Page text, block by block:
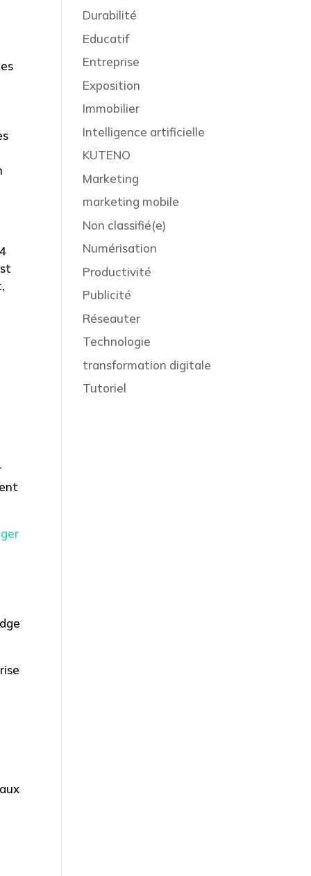
Durabilité
Educatif
Entreprise
Exposition
Immobilier
Intelligence artificielle
KUTENO
Marketing
marketing mobile
Non classifié(e)
Numérisation
Productivité
Publicité
Réseauter
Technologie
transformation digitale
Tutoriel